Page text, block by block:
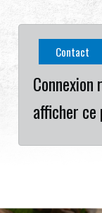
Français
русский
Contact
Connexion
afficher ce